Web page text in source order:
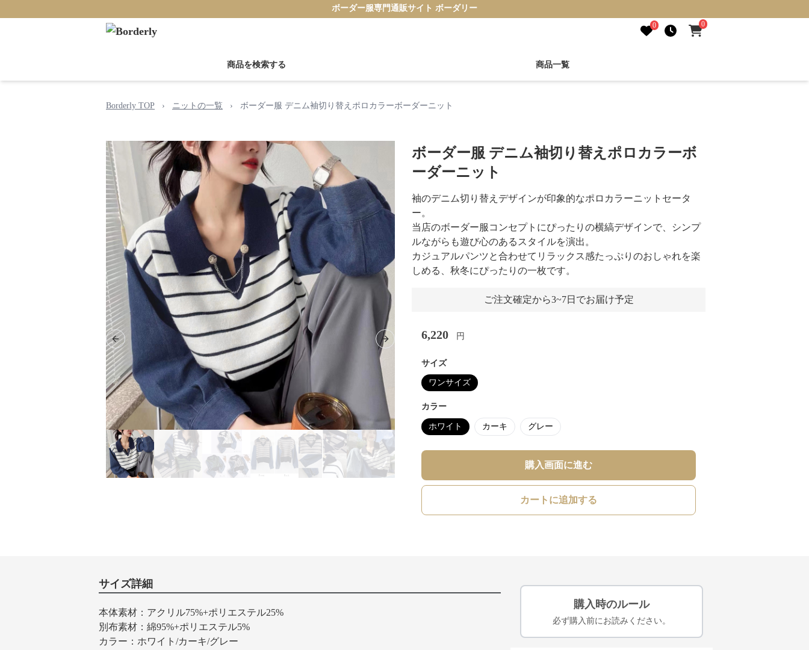
ボーダー服専門通販サイト ボーダリー
0 0
商品を検索する 商品一覧
Borderly TOP › ニットの一覧 › ボーダー服 デニム袖切り替えポロカラーボーダーニット
Previous slide Next slide
ボーダー服 デニム袖切り替えポロカラーボ
ーダーニット
袖のデニム切り替えデザインが印象的なポロカラーニットセータ
ー。
当店のボーダー服コンセプトにぴったりの横縞デザインで、シンプ
ルながらも遊び心のあるスタイルを演出。
カジュアルパンツと合わせてリラックス感たっぷりのおしゃれを楽
しめる、秋冬にぴったりの一枚です。
ご注文確定から3~7日でお届け予定
6,220 円
サイズ
ワンサイズ
カラー
ホワイト カーキ グレー
購入画面に進む
カートに追加する
サイズ詳細
本体素材：アクリル75%+ポリエステル25%
別布素材：綿95%+ポリエステル5%
カラー：ホワイト/カーキ/グレー
購入時のルール
必ず購入前にお読みください。